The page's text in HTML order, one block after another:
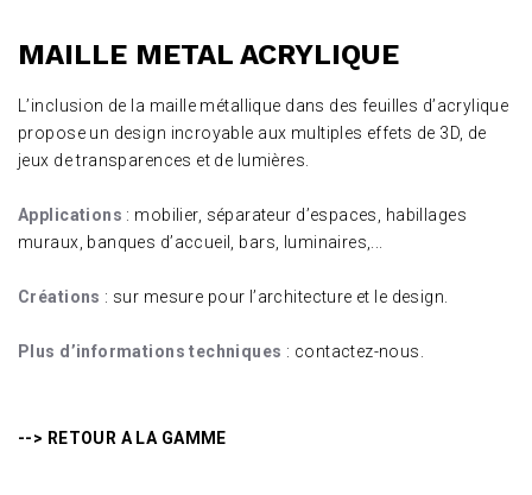
MAILLE METAL ACRYLIQUE
L’inclusion de la maille métallique dans des feuilles d’acrylique
propose un design incroyable aux multiples effets de 3D, de
jeux de transparences et de lumières.
Applications : mobilier, séparateur d’espaces, habillages
muraux, banques d’accueil, bars, luminaires,...
Créations : sur mesure pour l’architecture et le design.
Plus d’informations techniques : contactez-nous
--> RETOUR A LA GAMME